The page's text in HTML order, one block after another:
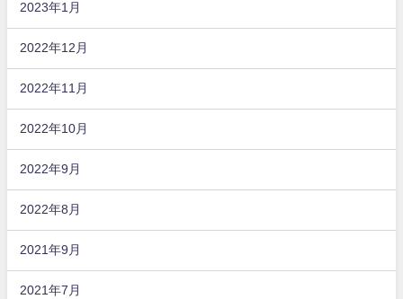
2023年1月
2022年12月
2022年11月
2022年10月
2022年9月
2022年8月
2021年9月
2021年7月